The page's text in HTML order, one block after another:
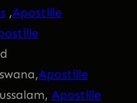
,Apostille
Apostille
Apostille